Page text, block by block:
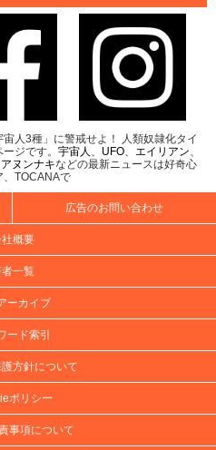
人3種」に警戒せよ！ 人類奴隷化タイ
ジです。 宇宙人 、 UFO、 エイリアン、
アヌンナキなどの最新ニュースは好奇心
、TOCANAで
広告のお問い合わせ
概要
一覧
ーカイブ
ード索引
方針について
ポリシー
事項について